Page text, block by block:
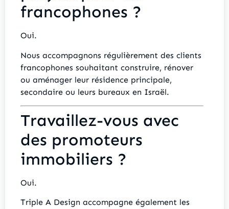
francophones ?
Oui.
Nous accompagnons régulièrement des clients
francophones souhaitant construire, rénover
ou aménager leur résidence principale,
secondaire ou leurs bureaux en Israël.
Travaillez-vous avec
des promoteurs
immobiliers ?
Oui.
Triple A Design accompagne également les